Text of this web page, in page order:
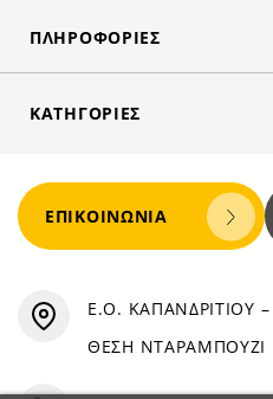
ΠΛΗΡΟΦΟΡΊΕΣ
ΚΑΤΗΓΟΡΊΕΣ
ΕΠΙΚΟΙΝΩΝΊΑ
Ε.Ο. ΚΑΠΑΝΔΡΙΤΙΟΥ
ΘΕΣΗ ΝΤΑΡΑΜΠΟΥΖΙ